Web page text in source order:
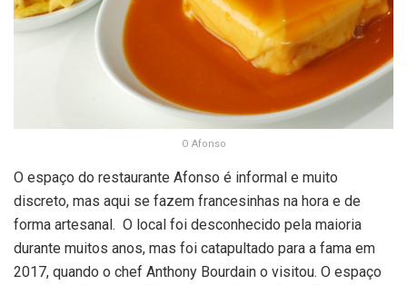
O Afonso
O espaço do restaurante Afonso é informal e muito
discreto, mas aqui se fazem francesinhas na hora e de
forma artesanal. O local foi desconhecido pela maioria
durante muitos anos, mas foi catapultado para a fama em
2017, quando o chef Anthony Bourdain o visitou. O espaço